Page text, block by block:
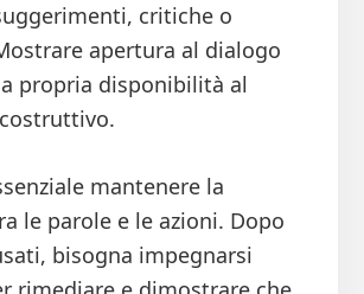
critiche o
apertura al dialogo
propria disponibilità al
mantenere la
le parole e le azioni. Dopo
bisogna impegnarsi